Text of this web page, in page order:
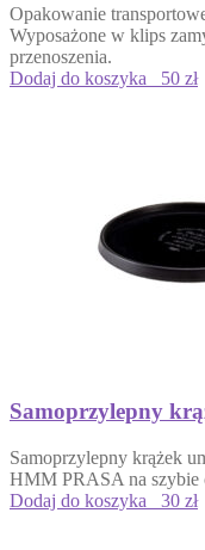
Opakowanie
Wyposażone w klips
przenoszenia.
Dodaj do koszyka
50 zł
Samoprzylepny
Samoprzylepny krążek
HMM PRASA na szybie
Dodaj do koszyka
30 zł